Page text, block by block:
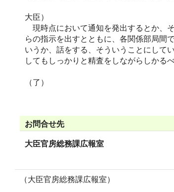
大臣）
現時点において通知を発出するとか、
らの指示を出すとともに、各関係部局間
いうか、話をする、そういうことにして
してもしっかりと精査をしながらしかる
（了）
お問合せ先
大臣官房総務課広報室
（大臣官房総務課広報室）